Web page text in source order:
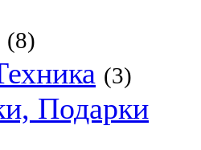
(8)
(3)
Подарки